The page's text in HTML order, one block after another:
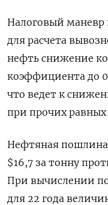
Налоговый маневр
для расчета
нефть снижение
коэффициента до
что ведет к
при прочих равных
Нефтяная пошлина
$16,7 за тонну
При вычислении
для 22 года